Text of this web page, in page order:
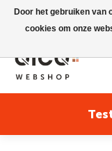
Riese & Müller
Door het gebruiken van
cookies om onze